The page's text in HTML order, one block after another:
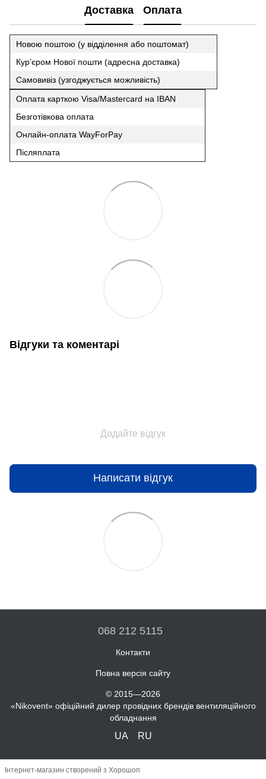
Доставка Оплата
Новою поштою (у відділення або поштомат)
Кур’єром Нової пошти (адресна доставка)
Самовивіз (узгоджується можливість)
Оплата карткою Visa/Mastercard на IBAN
Безготівкова оплата
Онлайн-оплата WayForPay
Післяплата
Відгуки та коментарі
Додайте відгук
Написати відгук
068 212 5115
Контакти
Повна версія сайту
© 2015—2026
«Nikovent» офіційний дилер провідних брендів вентиляційного
обладнання
UA RU
Інтернет-магазин створений з Хорошоп